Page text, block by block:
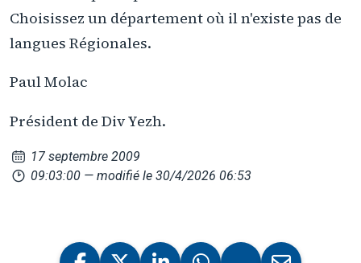
Choisissez un département où il n'existe pas de
langues Régionales.
Paul Molac
Président de Div Yezh.
17 septembre 2009
09:03:00 — modifié le 30/4/2026 06:53